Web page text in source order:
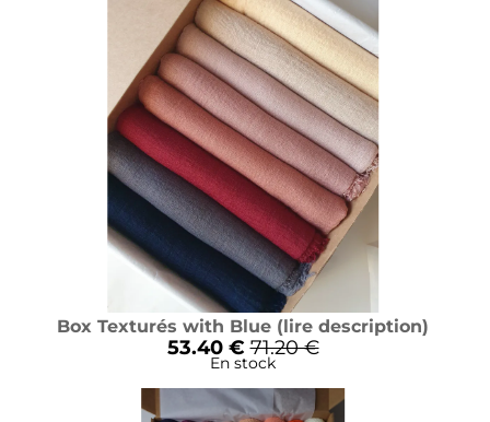
Box Texturés with Blue (lire description)
53.40 € 71.20 €
En stock